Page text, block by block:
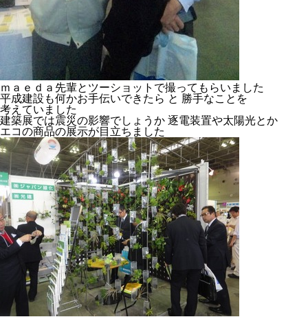
ｍａｅｄａ先輩とツーショットで撮ってもらいました
平成建設も何かお手伝いできたら と 勝手なことを
考えていました
建築展では震災の影響でしょうか 逐電装置や太陽光とか
エコの商品の展示が目立ちました